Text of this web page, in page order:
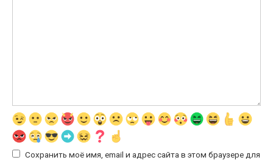
Сохранить моё имя, email и адрес сайта в этом браузере для